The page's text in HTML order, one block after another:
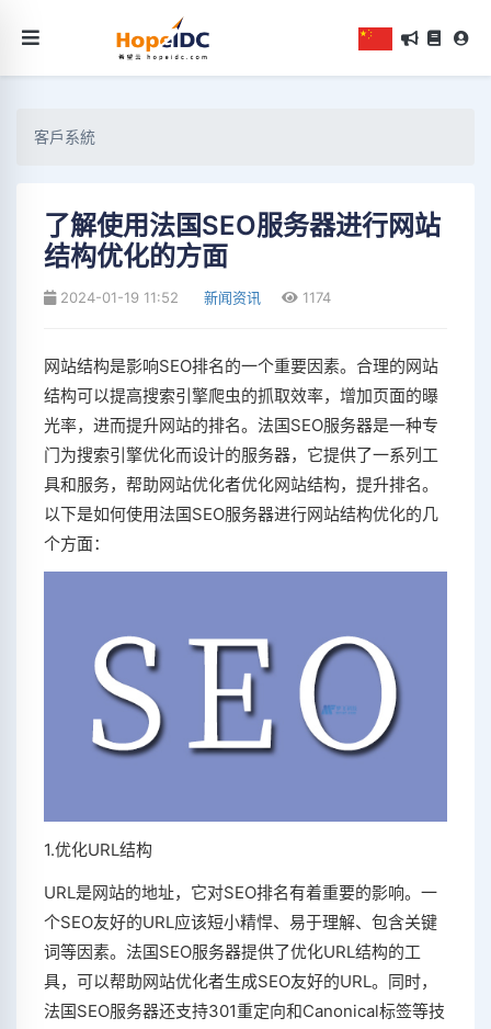
客戶系統
了解使用法国SEO服务器进行网站
结构优化的方面
2024-01-19 11:52 新闻资讯 1174
网站结构是影响SEO排名的一个重要因素。合理的网站
结构可以提高搜索引擎爬虫的抓取效率，增加页面的曝
光率，进而提升网站的排名。法国SEO服务器是一种专
门为搜索引擎优化而设计的服务器，它提供了一系列工
具和服务，帮助网站优化者优化网站结构，提升排名。
以下是如何使用法国SEO服务器进行网站结构优化的几
个方面：
1.优化URL结构
URL是网站的地址，它对SEO排名有着重要的影响。一
个SEO友好的URL应该短小精悍、易于理解、包含关键
词等因素。法国SEO服务器提供了优化URL结构的工
具，可以帮助网站优化者生成SEO友好的URL。同时，
法国SEO服务器还支持301重定向和Canonical标签等技